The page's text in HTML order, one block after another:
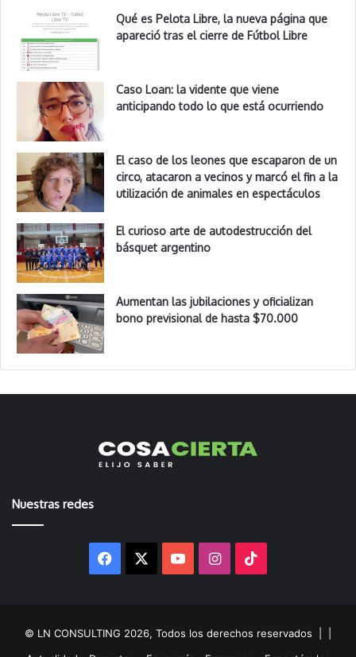
Qué es Pelota Libre, la nueva página que
apareció tras el cierre de Fútbol Libre
Caso Loan: la vidente que viene
anticipando todo lo que está ocurriendo
El caso de los leones que escaparon de un
circo, atacaron a vecinos y marcó el fin a la
utilización de animales en espectáculos
El curioso arte de autodestrucción del
básquet argentino
Aumentan las jubilaciones y oficializan
bono previsional de hasta $70.000
Nuestras redes
Facebook YouTubeInstagram
© LN CONSULTING 2026, Todos los derechos reservados |